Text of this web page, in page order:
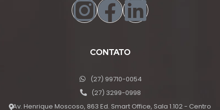
CONTATO
(27) 99710-0054
(27) 3299-0998
Av. Henrique Moscoso, 863 Ed. Smart Office, Sala 1.102 - Centro